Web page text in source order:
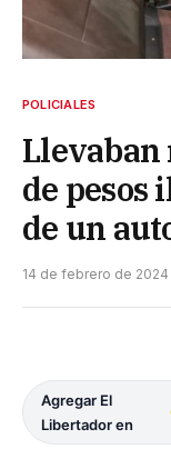
POLICIALES
Llevaban
de pesos
de un
14 de febrero de 2024
Agregar El
Libertador en